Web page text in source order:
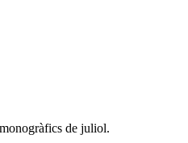
de juliol.